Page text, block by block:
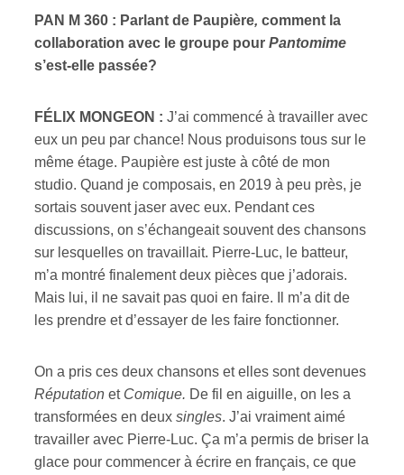
PAN M 360 : Parlant de Paupière, comment la
collaboration avec le groupe pour Pantomime
s’est-elle passée?
FÉLIX MONGEON : J’ai commencé à travailler avec
eux un peu par chance! Nous produisons tous sur le
même étage. Paupière est juste à côté de mon
studio. Quand je composais, en 2019 à peu près, je
sortais souvent jaser avec eux. Pendant ces
discussions, on s’échangeait souvent des chansons
sur lesquelles on travaillait. Pierre-Luc, le batteur,
m’a montré finalement deux pièces que j’adorais.
Mais lui, il ne savait pas quoi en faire. Il m’a dit de
les prendre et d’essayer de les faire fonctionner.
On a pris ces deux chansons et elles sont devenues
Réputation et Comique. De fil en aiguille, on les a
transformées en deux singles. J’ai vraiment aimé
travailler avec Pierre-Luc. Ça m’a permis de briser la
glace pour commencer à écrire en français, ce que